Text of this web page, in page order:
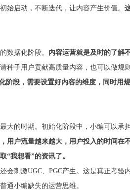
始启动，不断迭代，让内容产生价值。
数据化阶段。 内容运营就是及时的了解
种子用户贡献高质量内容，也可以做规
阶段，需要设置好内容的维度，同时用
大的时期。初始化阶段中，小编可以承
用户流量越来越大，用户投入的时间在
“我想看”的资讯了。
会刺激UGC、PGC产生。这是真正考
通小编缺失的运营思维。